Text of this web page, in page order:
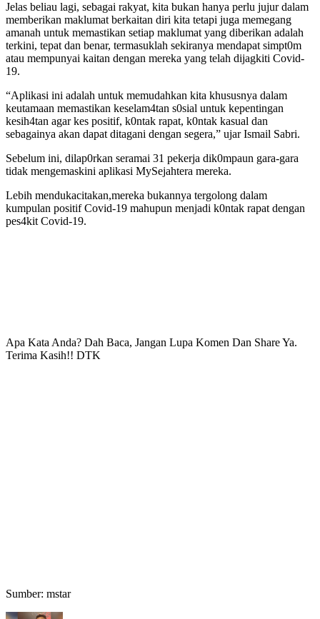
Jelas beliau lagi, sebagai rakyat, kita bukan hanya perlu jujur dalam
memberikan maklumat berkaitan diri kita tetapi juga memegang
amanah untuk memastikan setiap maklumat yang diberikan adalah
terkini, tepat dan benar, termasuklah sekiranya mendapat simpt0m
atau mempunyai kaitan dengan mereka yang telah dijagkiti Covid-
19.
“Aplikasi ini adalah untuk memudahkan kita khususnya dalam
keutamaan memastikan keselam4tan s0sial untuk kepentingan
kesih4tan agar kes positif, k0ntak rapat, k0ntak kasual dan
sebagainya akan dapat ditagani dengan segera,” ujar Ismail Sabri.
Sebelum ini, dilap0rkan seramai 31 pekerja dik0mpaun gara-gara
tidak mengemaskini aplikasi MySejahtera mereka.
Lebih mendukacitakan,mereka bukannya tergolong dalam
kumpulan positif Covid-19 mahupun menjadi k0ntak rapat dengan
pes4kit Covid-19.
Apa Kata Anda? Dah Baca, Jangan Lupa Komen Dan Share Ya.
Terima Kasih!! DTK
Sumber: mstar